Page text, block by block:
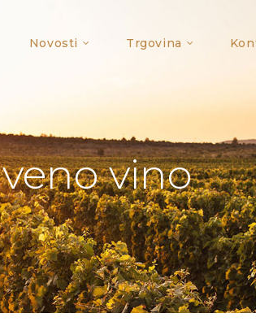
Novosti Trgovina
vino